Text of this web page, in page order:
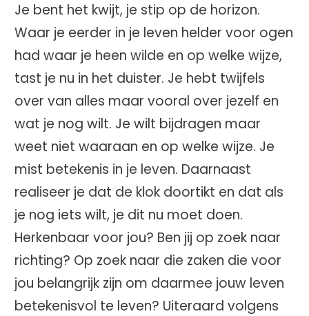
Je bent het kwijt, je stip op de horizon.
Waar je eerder in je leven helder voor ogen
had waar je heen wilde en op welke wijze,
tast je nu in het duister. Je hebt twijfels
over van alles maar vooral over jezelf en
wat je nog wilt. Je wilt bijdragen maar
weet niet waaraan en op welke wijze. Je
mist betekenis in je leven. Daarnaast
realiseer je dat de klok doortikt en dat als
je nog iets wilt, je dit nu moet doen.
Herkenbaar voor jou? Ben jij op zoek naar
richting? Op zoek naar die zaken die voor
jou belangrijk zijn om daarmee jouw leven
betekenisvol te leven? Uiteraard volgens